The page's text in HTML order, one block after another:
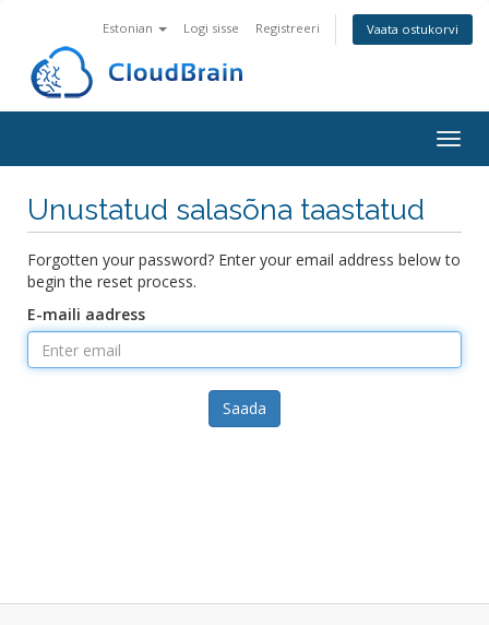
Estonian Logi sisse Registreeri Vaata ostukorvi
Unustatud salasõna taastatud
Forgotten your password? Enter your email address below to
begin the reset process.
E-maili aadress
Saada